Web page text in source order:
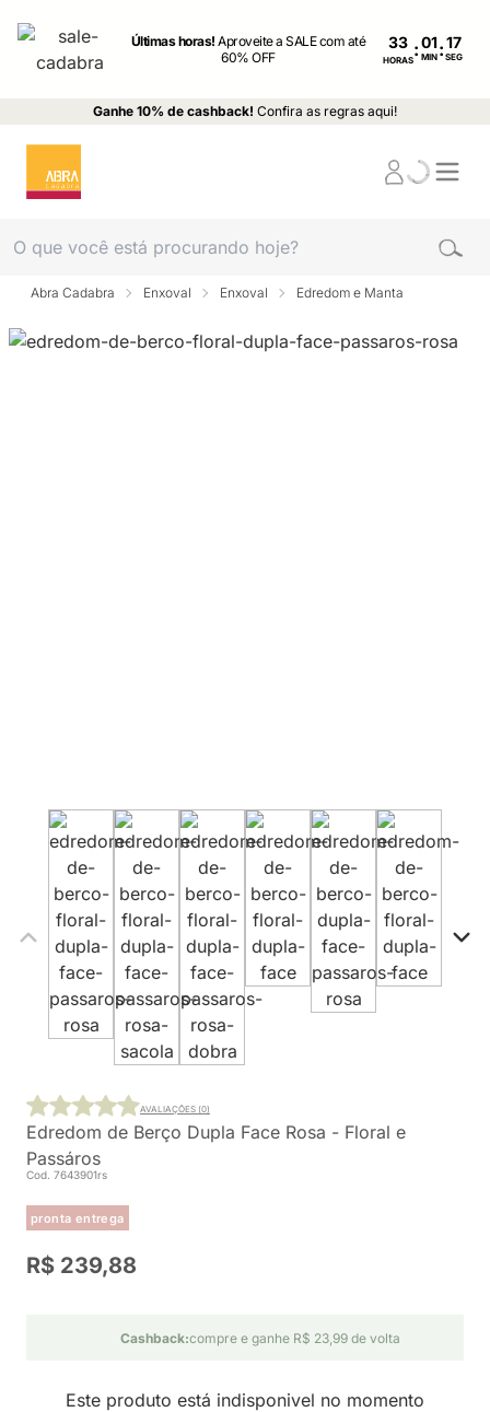
Últimas horas!Aproveite a SALE com até
60% OFF
33
HORAS: MIN : SEG
Ganhe 10% de cashback! Confira as regras aqui!
Abra Cadabra Enxoval Enxoval Edredom e Manta
Edredom de Berço Dupla Face Rosa - Floral e
Passáros
Cod. 7643901rs
pronta entrega
AVALIAÇÕES (0)
R$ 239,88
Cashback:compre e ganhe R$ 23,99 de volta
Este produto está indisponivel no momento